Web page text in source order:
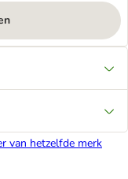
van hetzelfde merk